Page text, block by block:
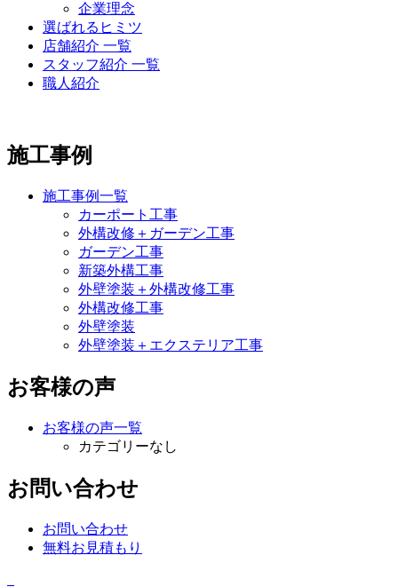
企業理念
選ばれるヒミツ
店舗紹介 一覧
スタッフ紹介 一覧
職人紹介
施工事例
施工事例一覧
カーポート工事
外構改修＋ガーデン工事
ガーデン工事
新築外構工事
外壁塗装＋外構改修工事
外構改修工事
外壁塗装
外壁塗装＋エクステリア工事
お客様の声
お客様の声一覧
カテゴリーなし
お問い合わせ
お問い合わせ
無料お見積もり